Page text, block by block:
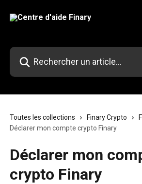
Rechercher un article...
Toutes les collections Finary Crypto
Déclarer mon compte crypto Finary
Déclarer mon
crypto Finary